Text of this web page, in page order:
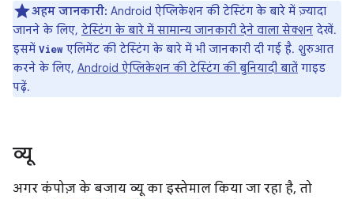
अहम जानकारी: Android ऐप्लिकेशन की टेस्टिंग के बारे में ज़्यादा
जानने के लिए, टेस्टिंग के बारे में सामान्य जानकारी देने वाला सेक्शन देखें.
इसमें View एलिमेंट की टेस्टिंग के बारे में भी जानकारी दी गई है. शुरुआत
करने के लिए, Android ऐप्लिकेशन की टेस्टिंग की बुनियादी बातें गाइड
पढ़ें.
व्यू
अगर कंपोज़ के बजाय व्यू का इस्तेमाल किया जा रहा है, तो